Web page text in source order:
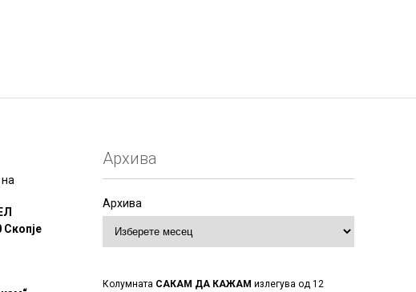
Архива
Архива
Колумната САКАМ ДА КАЖАМ излегува од 12